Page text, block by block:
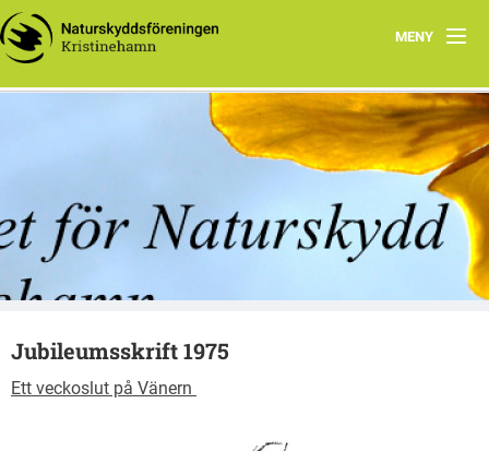
MENY
Hem
Vad vi gör
Vad du kan göra
Om oss
Jubileumsskrifter
Jubileumsskrift 1975
Ett veckoslut på Vänern